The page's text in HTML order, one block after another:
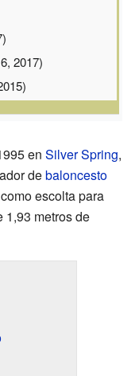
2017)
en Silver Spring,
debaloncesto
escolta para
1,93 metros de